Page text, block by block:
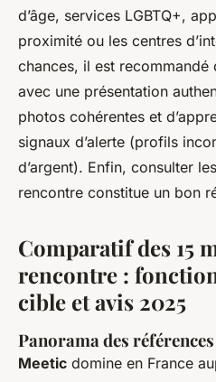
d’âge, services LGBTQ+,
proximité ou les centres
chances, il est
avec une présentation
photos cohérentes et
signaux d’alerte (profils
d’argent). Enfin, consulter
rencontre constitue un bon
Comparatif des 15
rencontre :
cible et avis 2025
Panorama des
Meetic domine en France